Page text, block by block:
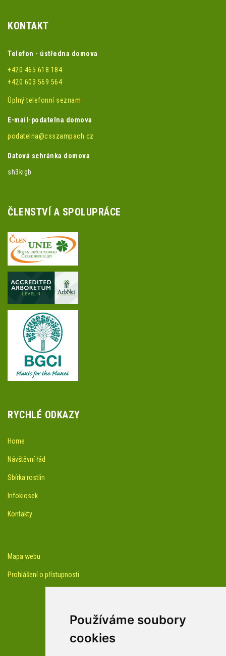
Používáme soubory
cookies
KONTAKT
Telefon - ústředna domova
+420 465 618 184
+420 603 569 564
Úplný telefonní seznam
E-mail-podatelna domova
podatelna@csszampach.cz
Datová schránka domova
sh3kigb
ČLENSTVÍ A SPOLUPRÁCE
RYCHLÉ ODKAZY
Home
Návštěvní řád
Sbírka rostlin
Infokiosek
Kontakty
Mapa webu
Prohlášení o přístupnosti